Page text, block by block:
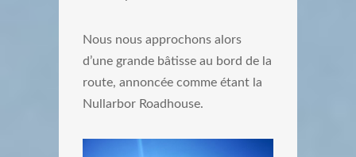
Nous nous approchons alors
d’une grande bâtisse au bord de la
route, annoncée comme étant la
Nullarbor Roadhouse.